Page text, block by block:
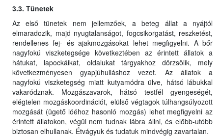
3.3. Tünetek
Az első tünetek nem jellemzőek, a beteg állat a nyájtól
elmaradozik, majd nyugtalanságot, fogcsikorgatást, reszketést,
rendellenes fej- és ajakmozgásokat lehet megfigyelni. A bőr
nagyfokú viszketegsége következtében az érintett állatok a
hátukat, lapockáikat, oldalukat tárgyakhoz dörzsölik, mely
következményesen gyapjúhulláshoz vezet. Az állatok a
nagyfokú viszketegség miatt kutyamódra ülve, hátsó lábukkal
vakaródznak. Mozgászavarok, hátsó testfél gyengeségét,
elégtelen mozgáskoordinációt, elülső végtagok túlhangsúlyozott
mozgását (ügető lóéhoz hasonló mozgás) lehet megfigyelni az
érintett állatokon, végül nem tudnak lábra állni, és előbb-utóbb
biztosan elhullanak. Étvágyuk és tudatuk mindvégig zavartalan.